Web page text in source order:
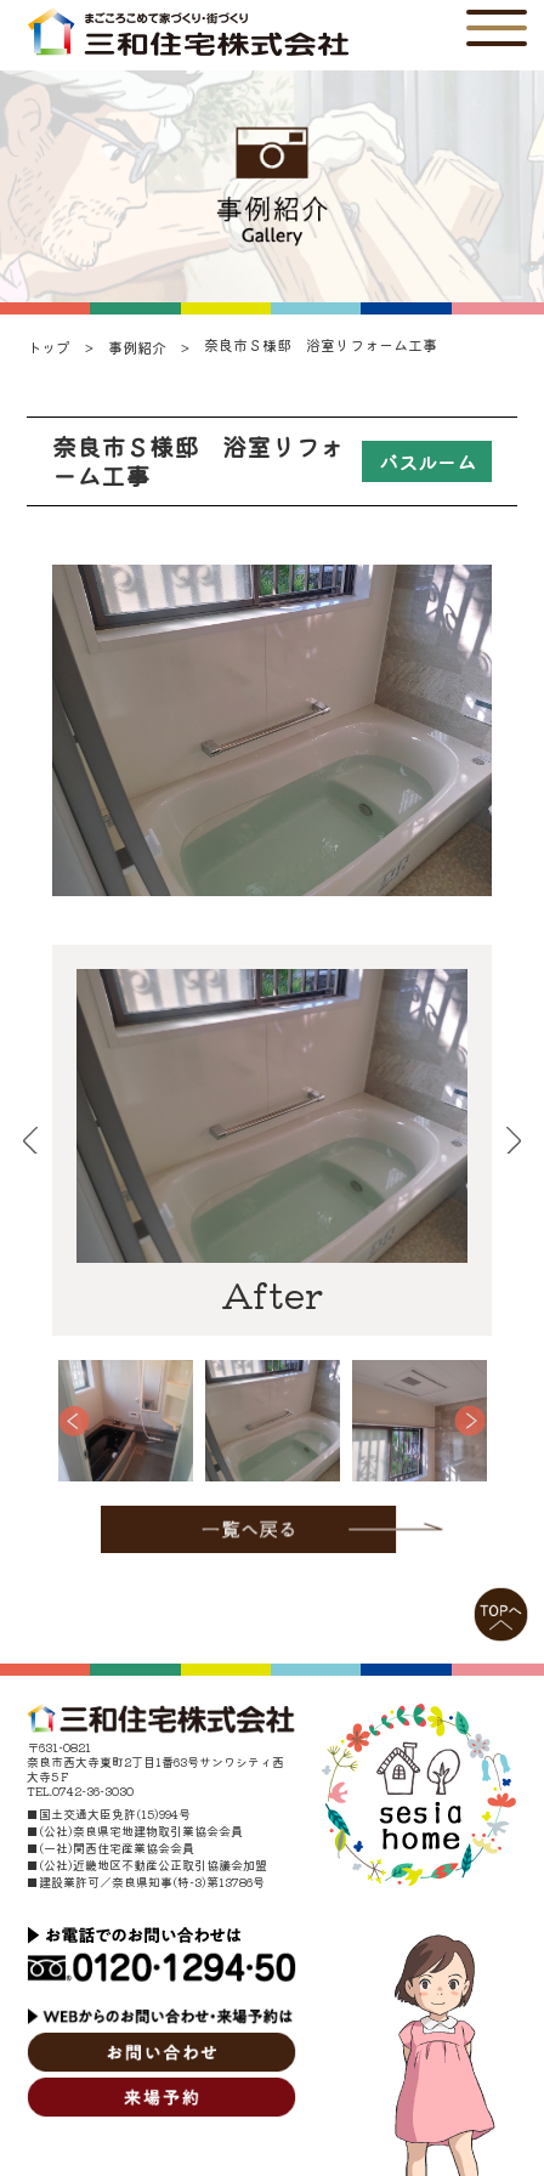
トップ 事例紹介 奈良市Ｓ様邸 浴室リフォーム工事
奈良市Ｓ様邸 浴室リフォ
ーム工事
バスルーム
After
〒631-0821
奈良市西大寺東町2丁目1番63号サンワシティ西
大寺5Ｆ
TEL.0742-36-3030
■国土交通大臣免許(15)994号
■(公社)奈良県宅地建物取引業協会会員
■(一社)関西住宅産業協会会員
■(公社)近畿地区不動産公正取引協議会加盟
■建設業許可／奈良県知事(特-3)第13786号